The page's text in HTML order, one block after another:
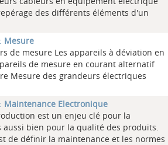
des différents éléments d'un
: Mesure
de mesure Les appareils à déviation en
de mesure en courant alternatif
Mesure des grandeurs électriques
: Maintenance Electronique
est un enjeu clé pour la
aussi bien pour la qualité des produits.
de définir la maintenance et les normes